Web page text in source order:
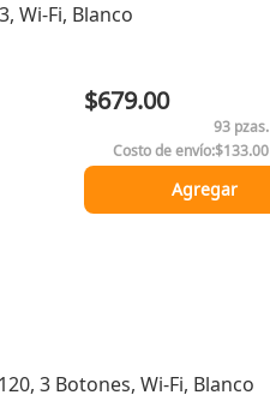
Wi-Fi, Blanco
$679.00
Costo de envío:$133.00
93 pzas.
Agregar
3 Botones, Wi-Fi, Blanco